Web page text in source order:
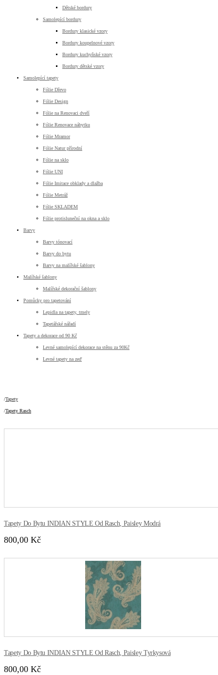
Dětské bordury
Samolepící bordury
Bordury klasické vzory
Bordury koupelnové vzory
Bordury kuchyňské vzory
Bordury dětské vzory
Samolepící tapety
Fólie Dřevo
Fólie Design
Fólie na Renovaci dveří
Fólie Renovace nábytku
Fólie Mramor
Fólie Natur přírodní
Fólie na sklo
Fólie UNI
Fólie Imitace obklady a dlažba
Fólie Metráž
Fólie SKLADEM
Fólie protisluneční na okna a sklo
Barvy
Barvy tónovací
Barvy do bytu
Barvy na malířské šablony
Malířské šablony
Malířské dekorační šablony
Pomůcky pro tapetování
Lepidla na tapety, tmely
Tapetářské nářadí
Tapety a dekorace od 90 Kč
Levné samolepící dekorace na stěnu za 90Kč
Levné tapety na zeď
Tapety
Tapety Rasch
Tapety Do Bytu INDIAN STYLE Od Rasch, Paisley Modrá
800,00 Kč
Tapety Do Bytu INDIAN STYLE Od Rasch, Paisley Tyrkysová
800,00 Kč